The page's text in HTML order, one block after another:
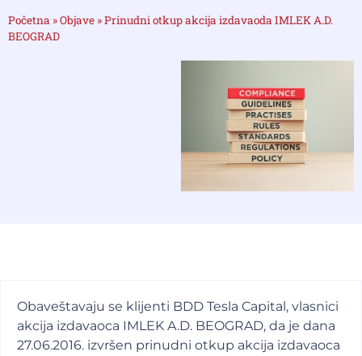
Početna »Objave »Prinudni otkup akcija izdavaoda IMLEK A.D.
BEOGRAD
Obaveštavaju se klijenti BDD Tesla Capital, vlasnici
akcija izdavaoca IMLEK A.D. BEOGRAD, da je dana
27.06.2016. izvršen prinudni otkup akcija izdavaoca